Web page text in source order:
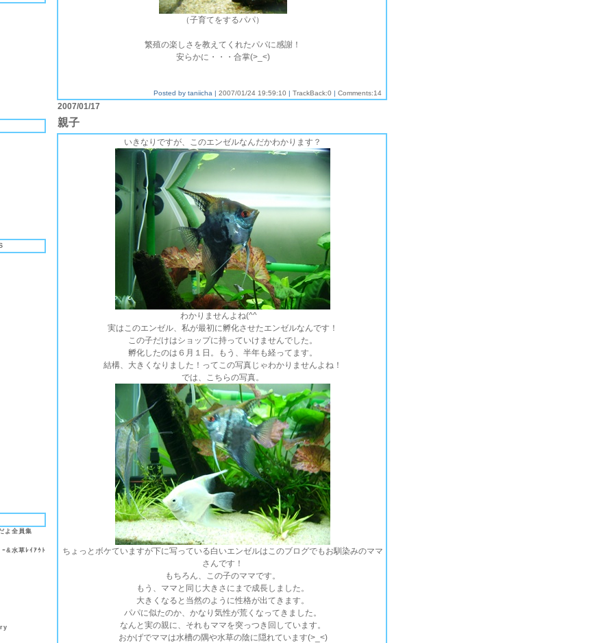
よ全員集
ｰ&水草ﾚｲｱｳﾄ
（子育てをするパパ）
繁殖の楽しさを教えてくれたパパに感謝！
安らかに・・・合掌(>_<)
Posted by taniicha | 2007/01/24 19:59:10 | TrackBack:0 | Comments:14
2007/01/17
親子
いきなりですが、このエンゼルなんだかわかります？
わかりませんよね(^^ゞ
実はこのエンゼル、私が最初に孵化させたエンゼルなんです！
この子だけはショップに持っていけませんでした。
孵化したのは６月１日。もう、半年も経ってます。
結構、大きくなりました！ってこの写真じゃわかりませんよね！
では、こちらの写真。
ちょっとボケていますが下に写っている白いエンゼルはこのブログでもお馴染みのママ
さんです！
もちろん、この子のママです。
もう、ママと同じ大きさにまで成長しました。
大きくなると当然のように性格が出てきます。
パパに似たのか、かなり気性が荒くなってきました。
なんと実の親に、それもママを突っつき回しています。
おかげでママは水槽の隅や水草の陰に隠れています(>_<)